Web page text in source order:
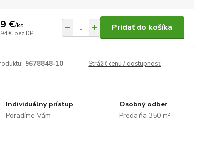
€/ks
€ bez DPH
Pridať do košíka
9678848-10 Strážiť cenu / dostupnosť
Individuálny prístup
Poradíme Vám
Osobný odber
Predajňa 350 m²